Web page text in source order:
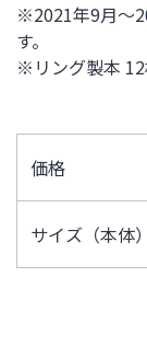
※2021年9月～
す。
※リング製本 12
価格
サイズ（本体）